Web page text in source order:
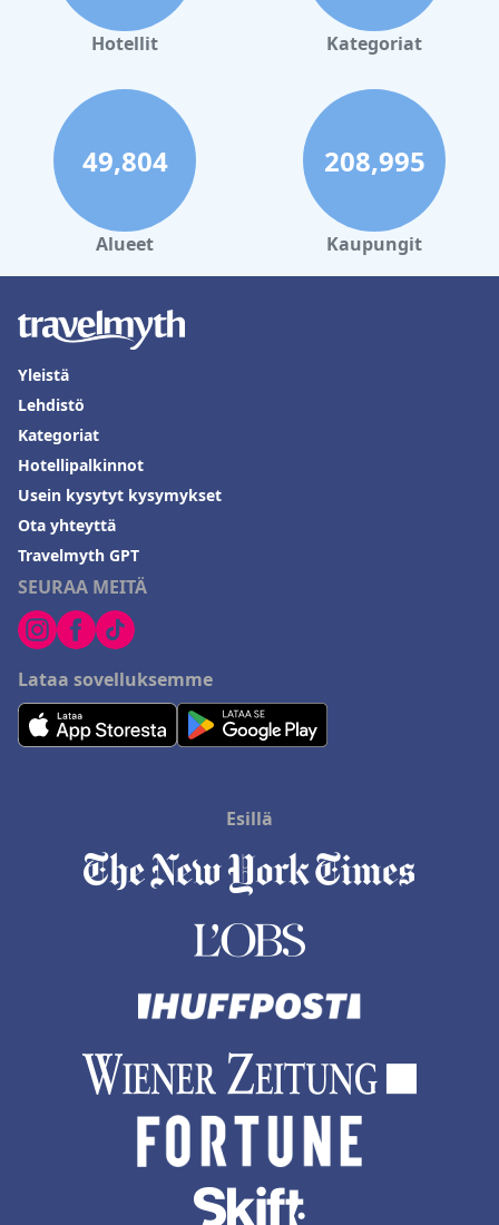
Hotellit Kategoriat
49,804
Alueet
208,995
Kaupungit
SEURAA MEITÄ
Lataa sovelluksemme
Yleistä
Lehdistö
Kategoriat
Hotellipalkinnot
Usein kysytyt kysymykset
Ota yhteyttä
Travelmyth GPT
Esillä